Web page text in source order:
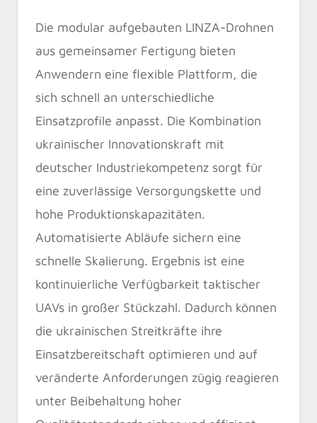
Die modular aufgebauten LINZA-Drohnen
aus gemeinsamer Fertigung bieten
Anwendern eine flexible Plattform, die
sich schnell an unterschiedliche
Einsatzprofile anpasst. Die Kombination
ukrainischer Innovationskraft mit
deutscher Industriekompetenz sorgt für
eine zuverlässige Versorgungskette und
hohe Produktionskapazitäten.
Automatisierte Abläufe sichern eine
schnelle Skalierung. Ergebnis ist eine
kontinuierliche Verfügbarkeit taktischer
UAVs in großer Stückzahl. Dadurch können
die ukrainischen Streitkräfte ihre
Einsatzbereitschaft optimieren und auf
veränderte Anforderungen zügig reagieren
unter Beibehaltung hoher